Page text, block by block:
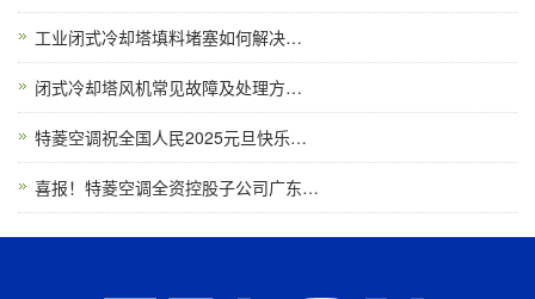
工业闭式冷却塔填料堵塞如何解决…
闭式冷却塔风机常见故障及处理方…
特菱空调祝全国人民2025元旦快乐…
喜报！特菱空调全资控股子公司广东…